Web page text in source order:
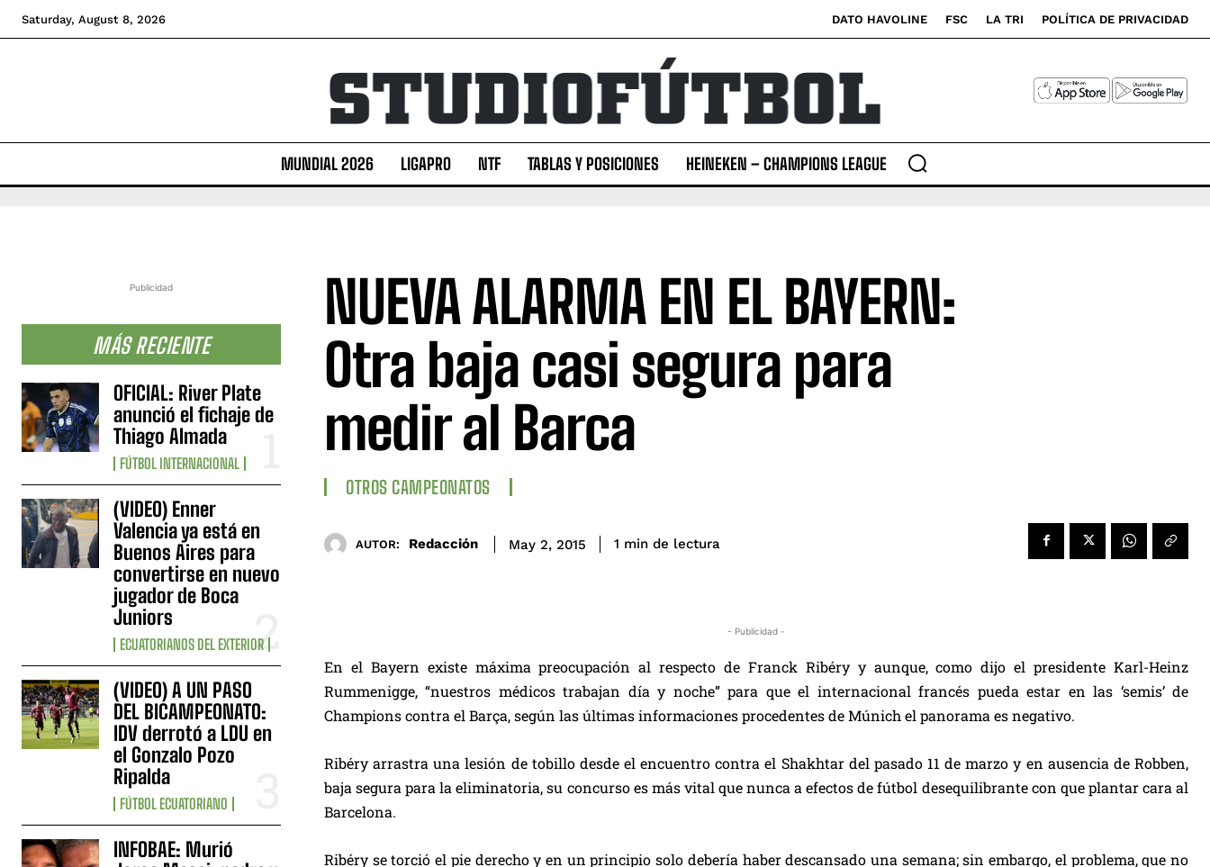
Saturday, August 8, 2026 DATO HAVOLINE FSC LA TRI POLÍTICA DE PRIVACIDAD
MUNDIAL 2026 LIGAPRO NTF TABLAS Y POSICIONES HEINEKEN – CHAMPIONS LEAGUE
Publicidad
MÁS RECIENTE
OFICIAL: River Plate
anunció el fichaje de
Thiago Almada
FÚTBOL INTERNACIONAL
(VIDEO) Enner
Valencia ya está en
Buenos Aires para
convertirse en nuevo
jugador de Boca
Juniors
ECUATORIANOS DEL EXTERIOR
(VIDEO) A UN PASO
DEL BICAMPEONATO:
IDV derrotó a LDU en
el Gonzalo Pozo
Ripalda
FÚTBOL ECUATORIANO
INFOBAE: Murió
NUEVA ALARMA EN EL BAYERN:
Otra baja casi segura para
medir al Barca
OTROS CAMPEONATOS
AUTOR: Redacción May 2, 2015 1 min de lectura
- Publicidad -
En el Bayern existe máxima preocupación al respecto de Franck Ribéry y aunque, como dijo el presidente Karl-Heinz
Rummenigge, “nuestros médicos trabajan día y noche” para que el internacional francés pueda estar en las ‘semis’ de
Champions contra el Barça, según las últimas informaciones procedentes de Múnich el panorama es negativo.
Ribéry arrastra una lesión de tobillo desde el encuentro contra el Shakhtar del pasado 11 de marzo y en ausencia de Robben,
baja segura para la eliminatoria, su concurso es más vital que nunca a efectos de fútbol desequilibrante con que plantar cara al
Barcelona.
Ribéry se torció el pie derecho y en un principio solo debería haber descansado una semana; sin embargo, el problema, que no